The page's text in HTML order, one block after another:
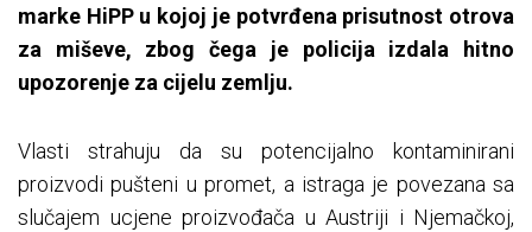
marke HiPP u kojoj je potvrđena prisutnost otrova
za miševe, zbog čega je policija izdala hitno
upozorenje za cijelu zemlju.
Vlasti strahuju da su potencijalno kontaminirani
proizvodi pušteni u promet, a istraga je povezana sa
slučajem ucjene proizvođača u Austriji i Njemačkoj,